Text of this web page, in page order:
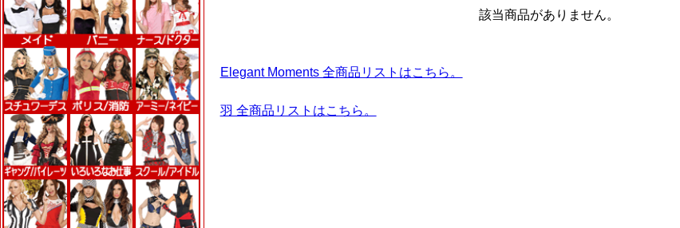
該当商品がありません。
Elegant Moments 全商品リストはこちら。
羽 全商品リストはこちら。